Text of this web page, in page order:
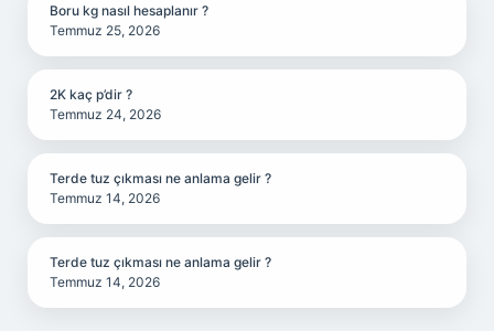
Boru kg nasıl hesaplanır ?
Temmuz 25, 2026
2K kaç p’dir ?
Temmuz 24, 2026
Terde tuz çıkması ne anlama gelir ?
Temmuz 14, 2026
Terde tuz çıkması ne anlama gelir ?
Temmuz 14, 2026